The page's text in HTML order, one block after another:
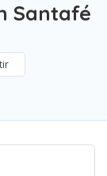
Santafé